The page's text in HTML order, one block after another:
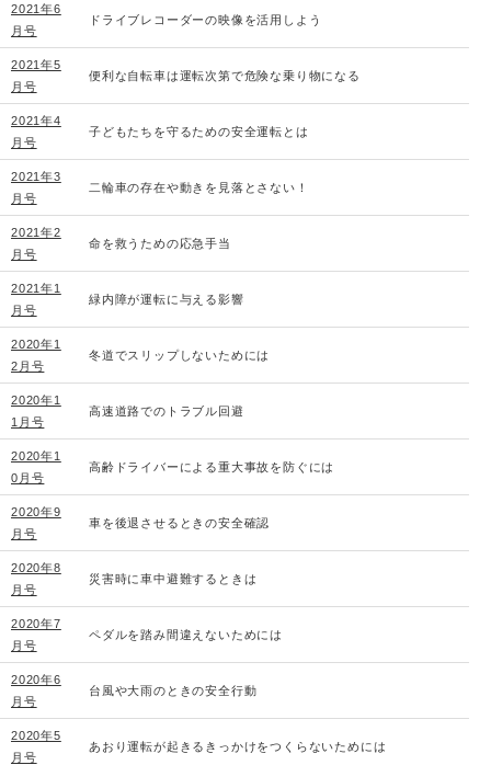
2021年6
月号
ドライブレコーダーの映像を活用しよう
2021年5
月号
便利な自転車は運転次第で危険な乗り物になる
2021年4
月号
子どもたちを守るための安全運転とは
2021年3
月号
二輪車の存在や動きを見落とさない！
2021年2
月号
命を救うための応急手当
2021年1
月号
緑内障が運転に与える影響
2020年1
2月号
冬道でスリップしないためには
2020年1
1月号
高速道路でのトラブル回避
2020年1
0月号
高齢ドライバーによる重大事故を防ぐには
2020年9
月号
車を後退させるときの安全確認
2020年8
月号
災害時に車中避難するときは
2020年7
月号
ペダルを踏み間違えないためには
2020年6
月号
台風や大雨のときの安全行動
2020年5
月号
あおり運転が起きるきっかけをつくらないためには